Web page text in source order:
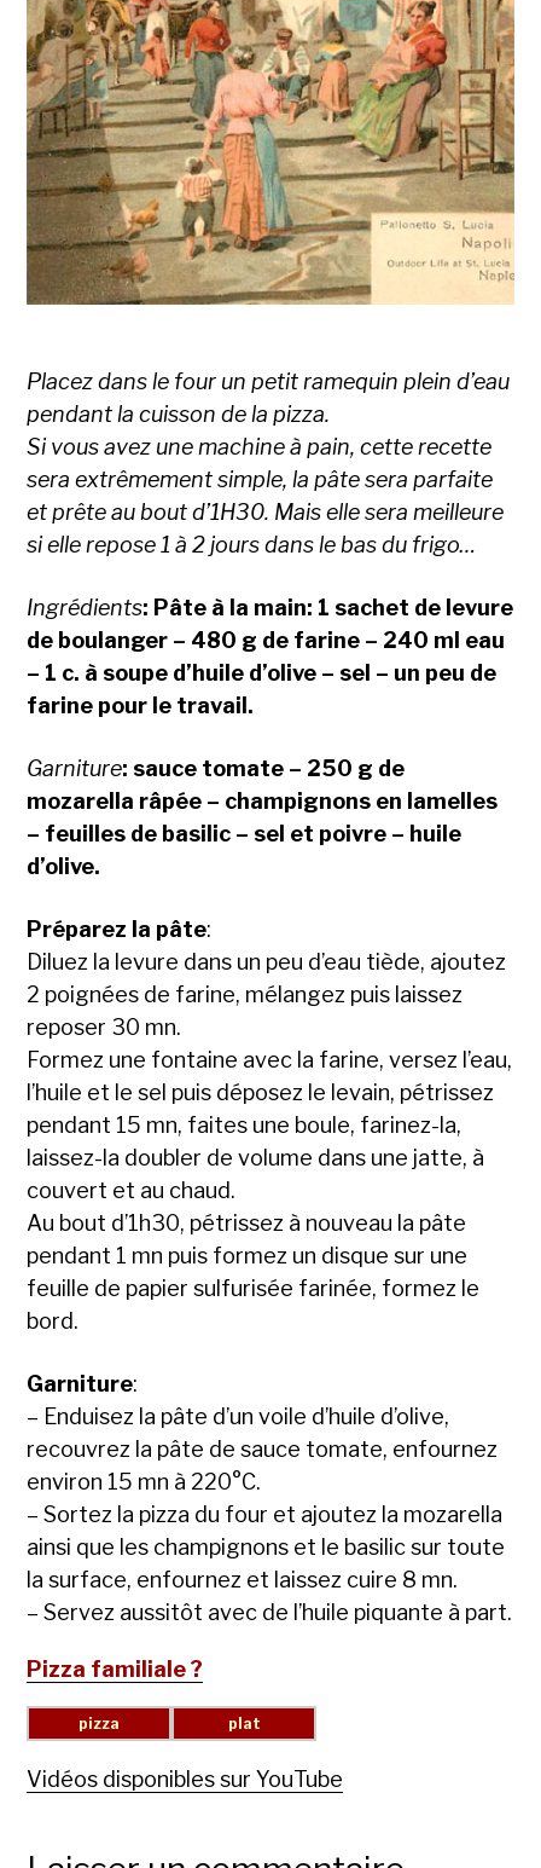
Placez dans le four un petit ramequin plein d’eau
pendant la cuisson de la pizza.
Si vous avez une machine à pain, cette recette
sera extrêmement simple, la pâte sera parfaite
et prête au bout d’1H30. Mais elle sera meilleure
si elle repose 1 à 2 jours dans le bas du frigo…
Ingrédients: Pâte à la main: 1 sachet de levure
de boulanger – 480 g de farine – 240 ml eau
– 1 c. à soupe d’huile d’olive – sel – un peu de
farine pour le travail.
Garniture: sauce tomate – 250 g de
mozarella râpée – champignons en lamelles
– feuilles de basilic – sel et poivre – huile
d’olive.
Préparez la pâte:
Diluez la levure dans un peu d’eau tiède, ajoutez
2 poignées de farine, mélangez puis laissez
reposer 30 mn.
Formez une fontaine avec la farine, versez l’eau,
l’huile et le sel puis déposez le levain, pétrissez
pendant 15 mn, faites une boule, farinez-la,
laissez-la doubler de volume dans une jatte, à
couvert et au chaud.
Au bout d’1h30, pétrissez à nouveau la pâte
pendant 1 mn puis formez un disque sur une
feuille de papier sulfurisée farinée, formez le
bord.
Garniture:
– Enduisez la pâte d’un voile d’huile d’olive,
recouvrez la pâte de sauce tomate, enfournez
environ 15 mn à 220°C.
– Sortez la pizza du four et ajoutez la mozarella
ainsi que les champignons et le basilic sur toute
la surface, enfournez et laissez cuire 8 mn.
– Servez aussitôt avec de l’huile piquante à part.
Pizza familiale ?
Vidéos disponibles sur YouTube